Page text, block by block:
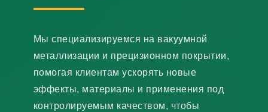
Мы специализируемся на вакуумной
металлизации и прецизионном покрытии,
помогая клиентам ускорять новые
эффекты, материалы и применения под
контролируемым качеством, чтобы